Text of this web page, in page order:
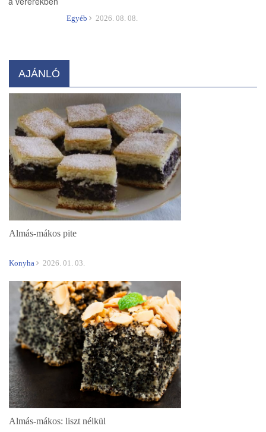
Egyéb 2026. 08. 08.
AJÁNLÓ
Almás-mákos pite
Konyha 2026. 01. 03.
Almás-mákos: liszt nélkül